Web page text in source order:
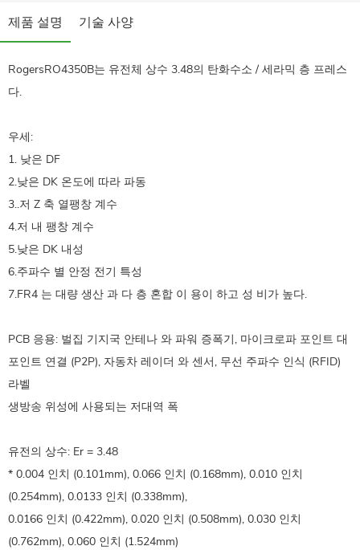
제품 설명 기술 사양
RogersRO4350B는 유전체 상수 3.48의 탄화수소 / 세라믹 층 프레스
다.
우세:
1. 낮은 DF
2.낮은 DK 온도에 따라 파동
3..저 Z 축 열팽창 계수
4.저 내 팽창 계수
5.낮은 DK 내성
6.주파수 별 안정 전기 특성
7.FR4 는 대량 생산 과 다 층 혼합 이 용이 하고 성 비가 높다.
PCB 응용: 벌집 기지국 안테나 와 파워 증폭기, 마이크로파 포인트 대
포인트 연결 (P2P), 자동차 레이더 와 센서, 무선 주파수 인식 (RFID)
라벨
생방송 위성에 사용되는 저대역 폭
유전의 상수: Er = 3.48
* 0.004 인치 (0.101mm), 0.066 인치 (0.168mm), 0.010 인치
(0.254mm), 0.0133 인치 (0.338mm),
0.0166 인치 (0.422mm), 0.020 인치 (0.508mm), 0.030 인치
(0.762mm), 0.060 인치 (1.524mm)